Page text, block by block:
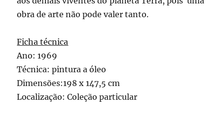
obra de arte não pode valer tanto.
Ficha técnica
Ano: 1969
Técnica: pintura a óleo
Dimensões:198 x 147,5 cm
Localização: Coleção particular